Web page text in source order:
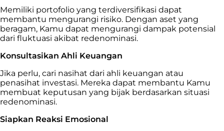
Memiliki portofolio yang terdiversifikasi dapat
membantu mengurangi risiko. Dengan aset yang
beragam, Kamu dapat mengurangi dampak potensial
dari fluktuasi akibat redenominasi.
Konsultasikan Ahli Keuangan
Jika perlu, cari nasihat dari ahli keuangan atau
penasihat investasi. Mereka dapat membantu Kamu
membuat keputusan yang bijak berdasarkan situasi
redenominasi.
Siapkan Reaksi Emosional